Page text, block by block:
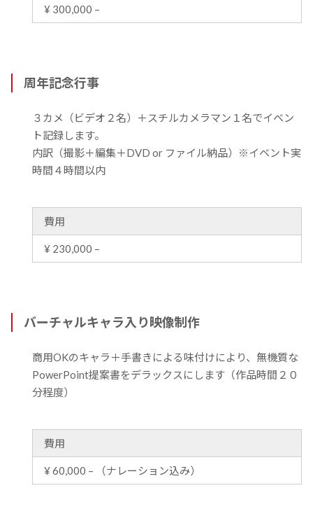
¥ 300,000 –
周年記念行事
３カメ（ビデオ２名）＋スチルカメラマン１名でイベン
ト記録します。
内訳（撮影＋編集＋DVD or ファイル納品）※イベント実
時間４時間以内
費用
¥ 230,000 –
バーチャルキャラ入り映像制作
商用OKのキャラ＋手書きによる味付けにより、無機質な
PowerPoint提案書をデラックスにします（作品時間２０
分程度）
費用
¥ 60,000 – （ナレーション込み）